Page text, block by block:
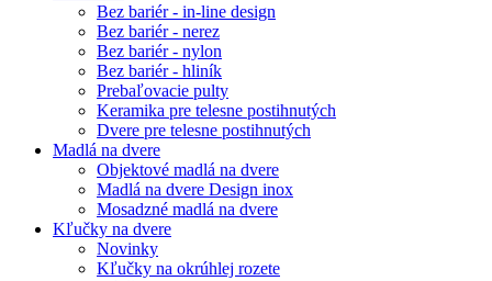
Bez bariér - in-line design
Bez bariér - nerez
Bez bariér - nylon
Bez bariér - hliník
Prebaľovacie pulty
Keramika pre telesne postihnutých
Dvere pre telesne postihnutých
Madlá na dvere
Objektové madlá na dvere
Madlá na dvere Design inox
Mosadzné madlá na dvere
Kľučky na dvere
Novinky
Kľučky na okrúhlej rozete